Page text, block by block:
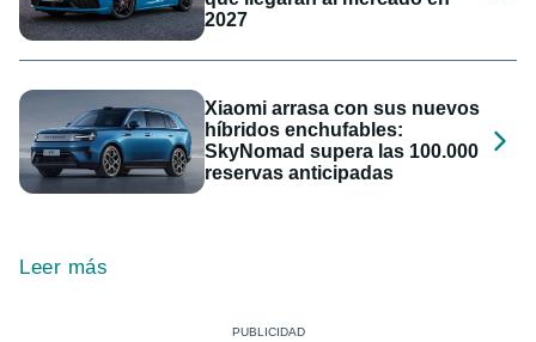
2027
Xiaomi arrasa con sus nuevos
híbridos enchufables:
SkyNomad supera las 100.000
reservas anticipadas
Leer más